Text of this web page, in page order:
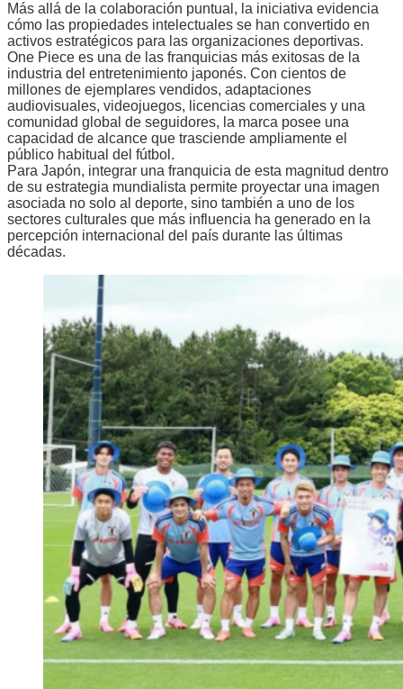
Más allá de la colaboración puntual, la iniciativa evidencia
cómo las propiedades intelectuales se han convertido en
activos estratégicos para las organizaciones deportivas.
One Piece es una de las franquicias más exitosas de la
industria del entretenimiento japonés. Con cientos de
millones de ejemplares vendidos, adaptaciones
audiovisuales, videojuegos, licencias comerciales y una
comunidad global de seguidores, la marca posee una
capacidad de alcance que trasciende ampliamente el
público habitual del fútbol.
Para Japón, integrar una franquicia de esta magnitud dentro
de su estrategia mundialista permite proyectar una imagen
asociada no solo al deporte, sino también a uno de los
sectores culturales que más influencia ha generado en la
percepción internacional del país durante las últimas
décadas.